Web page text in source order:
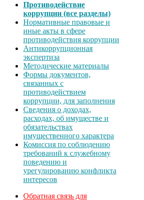
Противодействие
коррупции (все разделы)
Нормативные правовые и
иные акты в сфере
противодействия коррупции
Антикоррупционная
экспертиза
Методические материалы
Формы документов,
связанных с
противодействием
коррупции, для заполнения
Сведения о доходах,
расходах, об имуществе и
обязательствах
имущественного характера
Комиссия по соблюдению
требований к служебному
поведению и
урегулированию конфликта
интересов
Обратная связь для